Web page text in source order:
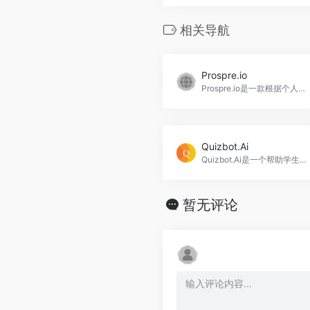
相关导航
Prospre.io
Prospre.io是一款根据个人目标和食物喜好自动生成一周饮食计划的APP。
Quizbot.Ai
Quizbot.Ai是一个帮助学生创建测验、测试知识与技能掌握的网站。
暂无评论